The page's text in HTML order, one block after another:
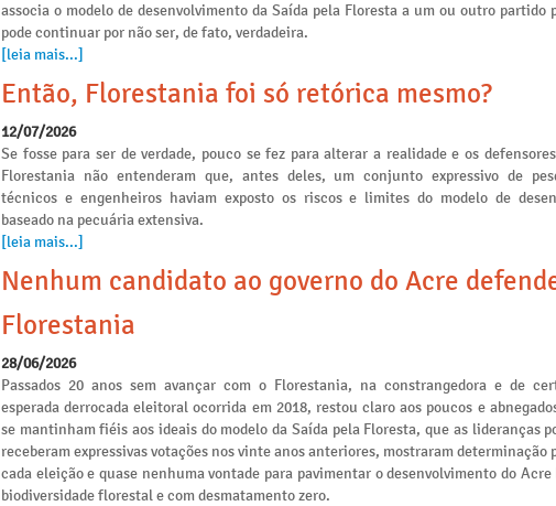
associa o modelo de desenvolvimento da Saída pela Floresta a um ou outro partido
pode continuar por não ser, de fato, verdadeira.
[leia mais...]
Então, Florestania foi só retórica mesmo?
12/07/2026
Se fosse para ser de verdade, pouco se fez para alterar a realidade e os
Florestania não entenderam que, antes deles, um conjunto expressivo de
técnicos e engenheiros haviam exposto os riscos e limites do modelo de
baseado na pecuária extensiva.
[leia mais...]
Nenhum candidato ao governo do Acre
Florestania
28/06/2026
Passados 20 anos sem avançar com o Florestania, na constrangedora e de
esperada derrocada eleitoral ocorrida em 2018, restou claro aos poucos e
se mantinham fiéis aos ideais do modelo da Saída pela Floresta, que as lideranças
receberam expressivas votações nos vinte anos anteriores, mostraram determinação
cada eleição e quase nenhuma vontade para pavimentar o desenvolvimento do Acre
biodiversidade florestal e com desmatamento zero.